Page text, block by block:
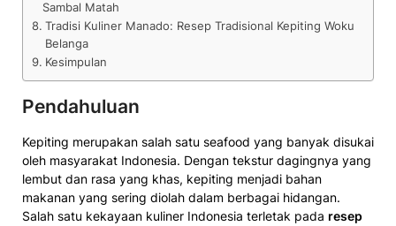
Sambal Matah
Tradisi Kuliner Manado: Resep Tradisional Kepiting Woku
Belanga
Kesimpulan
Pendahuluan
Kepiting merupakan salah satu seafood yang banyak disukai
oleh masyarakat Indonesia. Dengan tekstur dagingnya yang
lembut dan rasa yang khas, kepiting menjadi bahan
makanan yang sering diolah dalam berbagai hidangan.
Salah satu kekayaan kuliner Indonesia terletak pada resep